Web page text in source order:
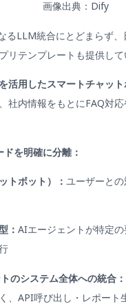
画像出典：Dify
るLLM統合にとどまらず
リテンプレートも提供して
活用したスマートチャット
社内情報をもとにFAQ対
を明確に分離：
ボット）： ユーザーと
： AIエージェントが特定
のシステム全体への統合：
、API呼び出し・レポート